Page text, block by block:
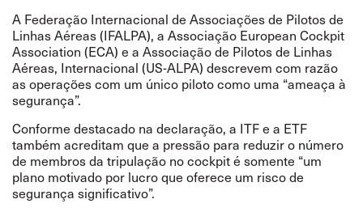
A Federação Internacional de Associações de Pilotos de
Linhas Aéreas (IFALPA), a Associação European Cockpit
Association (ECA) e a Associação de Pilotos de Linhas
Aéreas, Internacional (US-ALPA) descrevem com razão
as operações com um único piloto como uma “ameaça à
segurança”.
Conforme destacado na declaração, a ITF e a ETF
também acreditam que a pressão para reduzir o número
de membros da tripulação no cockpit é somente “um
plano motivado por lucro que oferece um risco de
segurança significativo”.